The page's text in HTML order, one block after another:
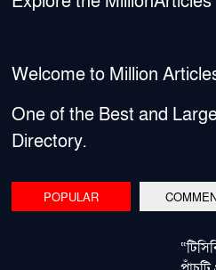
করেছে
Welcome to Million
One of the Best and
Directory.
POPULAR